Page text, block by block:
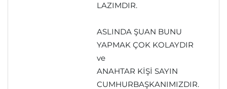
LAZIMDIR.
ASLINDA ŞUAN BUNU
YAPMAK ÇOK KOLAYDIR
ve
ANAHTAR KİŞİ SAYIN
CUMHURBAŞKANIMIZDIR.